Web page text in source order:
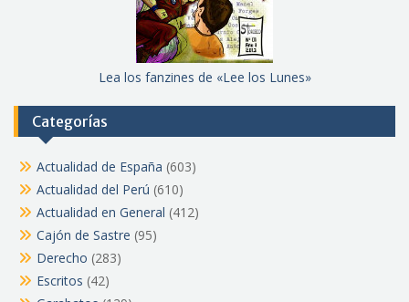
Lea los fanzines de «Lee los Lunes»
Categorías
Actualidad de España (603)
Actualidad del Perú (610)
Actualidad en General (412)
Cajón de Sastre (95)
Derecho (283)
Escritos (42)